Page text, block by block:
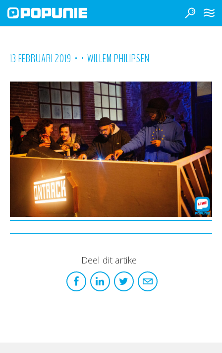
13 FEBRUARI 2019 • • WILLEM PHILIPSEN
Deel dit artikel: